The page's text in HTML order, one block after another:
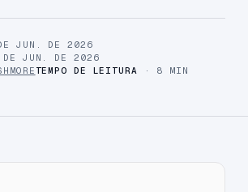
JUN. DE 2026
JUN. DE 2026
TEMPO DE LEITURA · 8 MIN